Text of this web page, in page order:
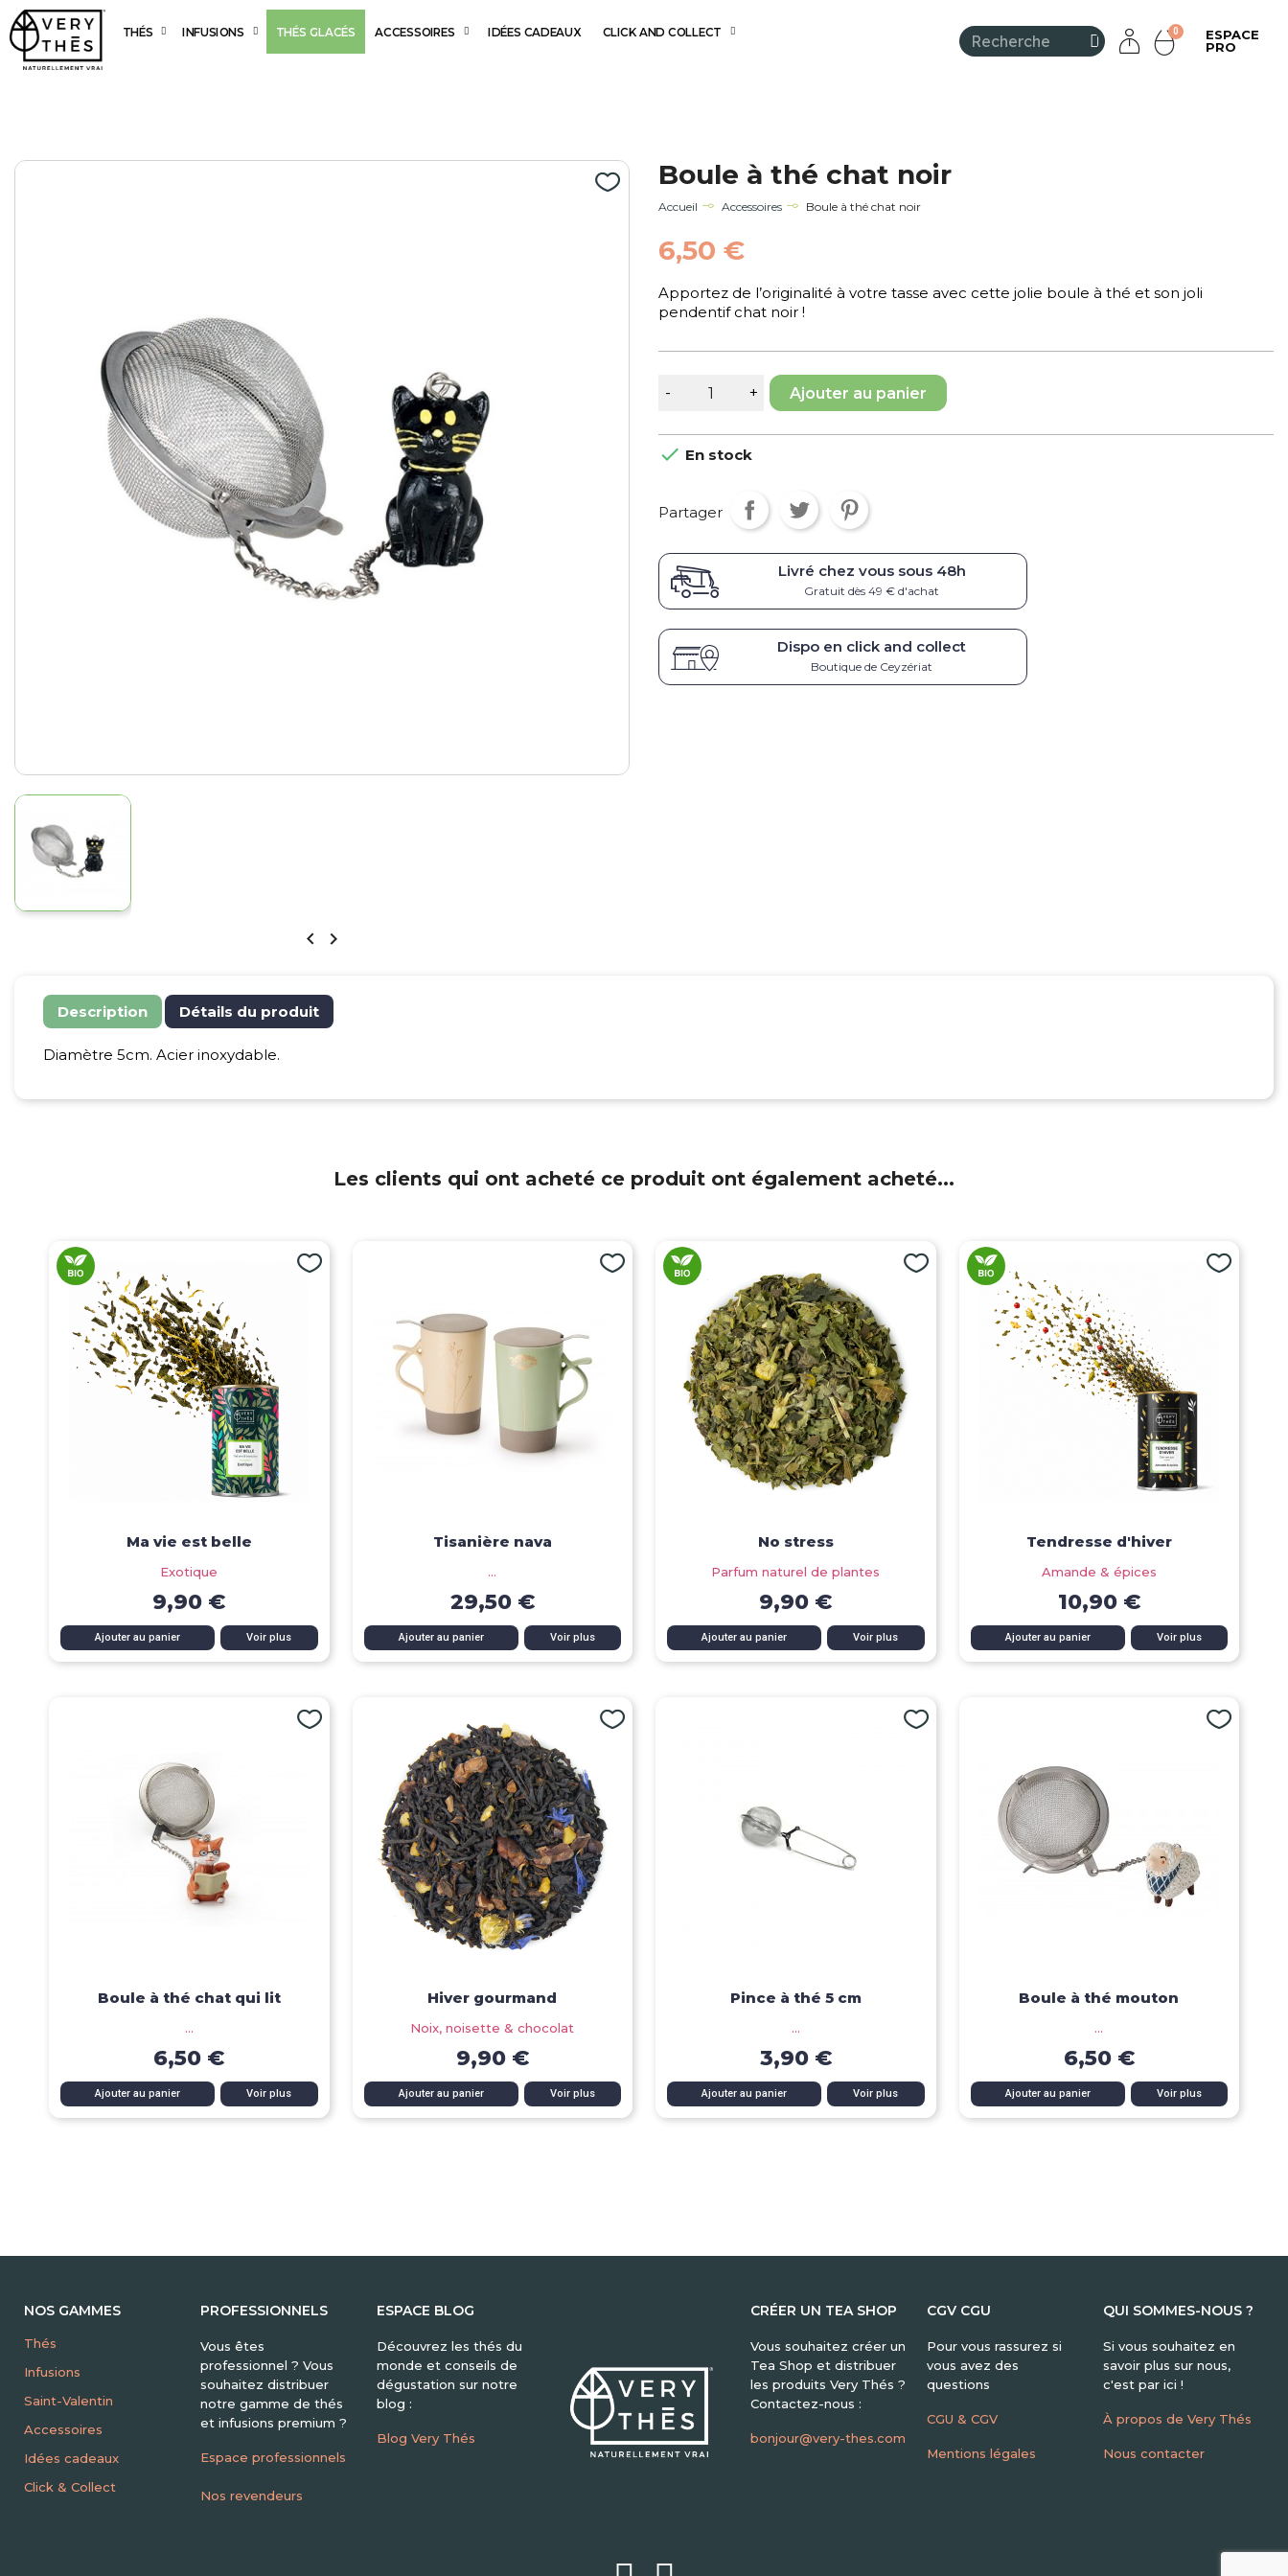
THÉS INFUSIONS THÉS GLACÉS ACCESSOIRES IDÉES CADEAUX CLICK AND COLLECT
ESPACE
PRO
 
Boule à thé chat noir
Accueil Accessoires Boule à thé chat noir
6,50 €
Apportez de l’originalité à votre tasse avec cette jolie boule à thé et son joli
pendentif chat noir !
Ajouter au panier
 En stock
Partager
Livré chez vous sous 48h
Gratuit dès 49 € d'achat
Dispo en click and collect
Boutique de Ceyzériat
Description Détails du produit
Diamètre 5cm. Acier inoxydable.
Les clients qui ont acheté ce produit ont également acheté...
Ma vie est belle
Exotique
9,90 €
Ajouter au panier Voir plus
Aperçu rapide
Tisanière nava
...
29,50 €
Ajouter au panier Voir plus
Aperçu rapide
No stress
Parfum naturel de plantes
9,90 €
Ajouter au panier Voir plus
Aperçu rapide
Tendresse d'hiver
Amande & épices
10,90 €
Ajouter au panier Voir plus
Aperçu rapide
Boule à thé chat qui lit
...
6,50 €
Ajouter au panier Voir plus
Aperçu rapide
Hiver gourmand
Noix, noisette & chocolat
9,90 €
Ajouter au panier Voir plus
Aperçu rapide
Pince à thé 5 cm
...
3,90 €
Ajouter au panier Voir plus
Aperçu rapide
Boule à thé mouton
...
6,50 €
Ajouter au panier Voir plus
Aperçu rapide
NOS GAMMES
Thés
Infusions
Saint-Valentin
Accessoires
Idées cadeaux
Click & Collect
PROFESSIONNELS
Vous êtes
professionnel ? Vous
souhaitez distribuer
notre gamme de thés
et infusions premium ?
Espace professionnels
Nos revendeurs
ESPACE BLOG
Découvrez les thés du
monde et conseils de
dégustation sur notre
blog :
Blog Very Thés
CRÉER UN TEA SHOP
Vous souhaitez créer un
Tea Shop et distribuer
les produits Very Thés ?
Contactez-nous :
bonjour@very-thes.com
CGV CGU
Pour vous rassurez si
vous avez des
questions
CGU & CGV
Mentions légales
QUI SOMMES-NOUS ?
Si vous souhaitez en
savoir plus sur nous,
c'est par ici !
À propos de Very Thés
Nous contacter